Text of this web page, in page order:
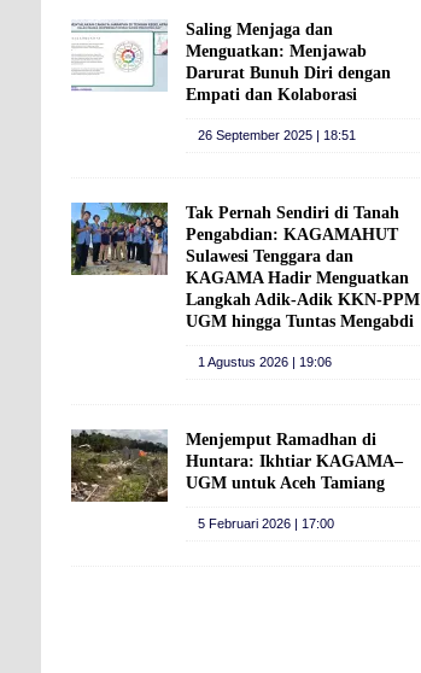
Saling Menjaga dan
Menguatkan: Menjawab
Darurat Bunuh Diri dengan
Empati dan Kolaborasi
26 September 2025 | 18:51
Tak Pernah Sendiri di Tanah
Pengabdian: KAGAMAHUT
Sulawesi Tenggara dan
KAGAMA Hadir Menguatkan
Langkah Adik-Adik KKN-PPM
UGM hingga Tuntas Mengabdi
1 Agustus 2026 | 19:06
Menjemput Ramadhan di
Huntara: Ikhtiar KAGAMA–
UGM untuk Aceh Tamiang
5 Februari 2026 | 17:00